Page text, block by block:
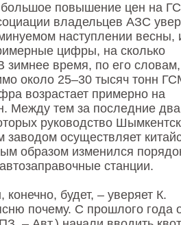
большое повышение цен на
владельцев АЗС
наступлении весны,
цифры, на сколько
зимнее время, по его словам,
около 25–30 тысяч тонн
возрастает примерно на
Между тем за последние два
руководство
осуществляет
образом изменился
станции.
будет, – уверяет К.
почему. С прошлого года